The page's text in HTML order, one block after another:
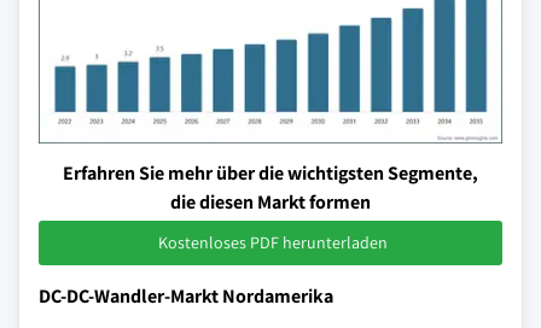
Erfahren Sie mehr über die wichtigsten Segmente,
die diesen Markt formen
Kostenloses PDF herunterladen
DC-DC-Wandler-Markt Nordamerika